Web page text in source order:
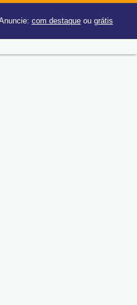
com destaqueou grátis